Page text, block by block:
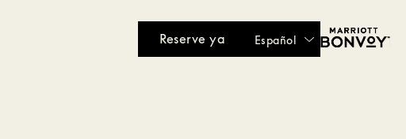
Reserve ya Español